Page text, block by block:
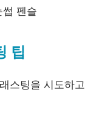
썹 펜슬
팁
스팅을 시도하고